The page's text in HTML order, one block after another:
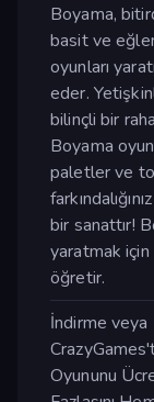
Boyama,
basit ve
oyunları
eder.
bilinçli bir
Boyama
paletler ve
bir sanattır!
yaratmak
öğretir.
İndirme
Oyununu